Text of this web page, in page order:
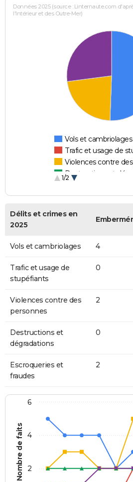
Données 2025 (source : Linternaute.com
l'Intérieur et des Outre-Mer)
Vols et cambriolages
Trafic et usage de
Violences contre
Destructions et
1/2
Délits et crimes en
2025
Vols et cambriolages 4
Trafic et usage de
stupéfiants
0
Violences contre des
personnes
2
Destructions et
dégradations
0
Escroqueries et
fraudes
2
Nombre de faits 2
4
6